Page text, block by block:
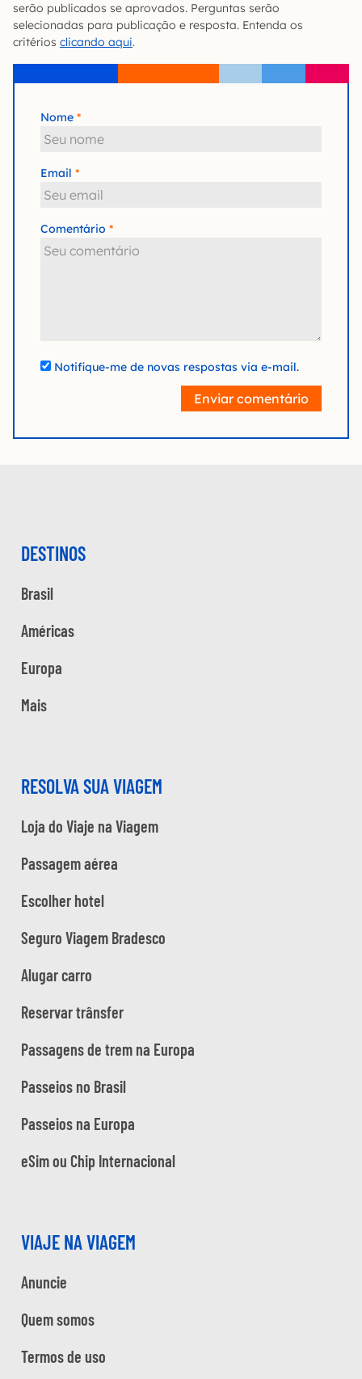
serão publicados se aprovados. Perguntas serão
selecionadas para publicação e resposta. Entenda os
critérios clicando aqui.
Nome
Email
Comentário
Notifique-me de novas respostas via e-mail.
Enviar comentário
DESTINOS
Brasil
Américas
Europa
Mais
RESOLVA SUA VIAGEM
Loja do Viaje na Viagem
Passagem aérea
Escolher hotel
Seguro Viagem Bradesco
Alugar carro
Reservar trânsfer
Passagens de trem na Europa
Passeios no Brasil
Passeios na Europa
eSim ou Chip Internacional
VIAJE NA VIAGEM
Anuncie
Quem somos
Termos de uso